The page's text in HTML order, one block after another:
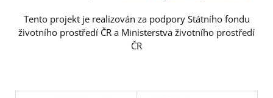
Tento projekt je realizován za podpory Státního fondu
životního prostředí ČR a Ministerstva životního prostředí
ČR